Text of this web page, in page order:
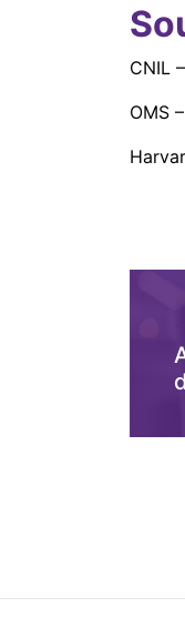
CNIL
OMS